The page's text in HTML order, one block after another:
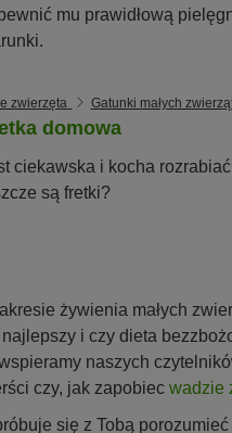
mu prawidłową
zwierzęta Gatunki małych
domowa
ciekawska i kocha
są fretki?
żywienia małych
najlepszy i czy dieta
naszych
czy, jak zapobiec wadzie
się z Tobą